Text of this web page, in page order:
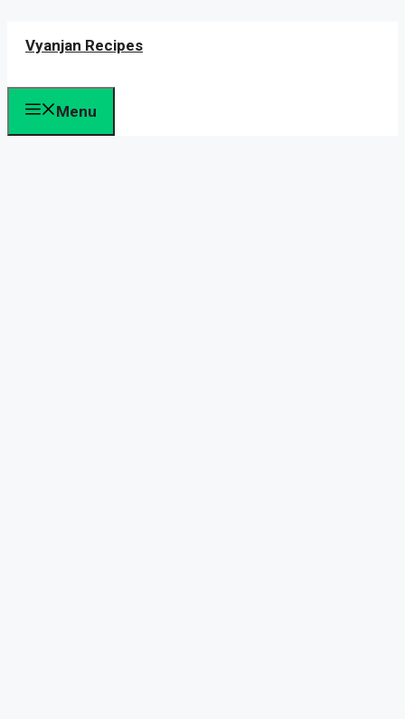
Vyanjan Recipes
Menu